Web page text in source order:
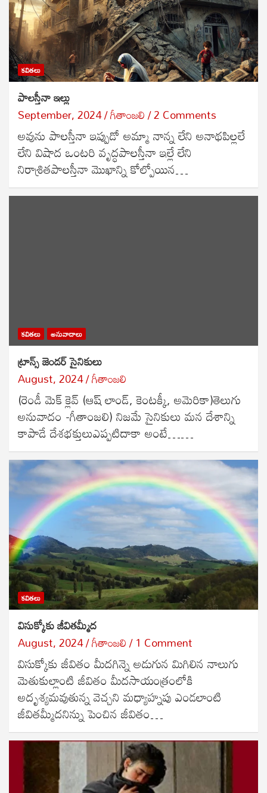
కవితలు
పాలస్తీనా ఇల్లు
September, 2024 గీతాంజలి 2 Comments
అవును పాలస్తీనా ఇప్పుడో అమ్మా నాన్న లేని అనాథపిల్లలే
లేని విషాద ఒంటరి వృద్ధపాలస్తీనా ఇల్లే లేని
నిరాశ్రితపాలస్తీనా మొఖాన్ని కోల్పోయిన…
కవితలు అనువాదాలు
ట్రాన్స్ జెండర్ సైనికులు
August, 2024 గీతాంజలి
(రెండీ మెక్ క్లెవ్ (ఆష్ లాండ్, కెంటక్కీ, అమెరికా)తెలుగు
అనువాదం -గీతాంజలి) నిజమే సైనికులు మన దేశాన్ని
కాపాడే దేశభక్తులుఎప్పటిదాకా అంటే……
కవితలు
విసుక్కోకు జీవితమ్మీద
August, 2024 గీతాంజలి 1 Comment
విసుక్కోకు జీవితం మీదగిన్నె అడుగున మిగిలిన నాలుగు
మెతుకుల్లాంటి జీవితం మీదసాయంత్రంలోకి
అదృశ్యమవుతున్న వెచ్చని మధ్యాహ్నపు ఎండలాంటి
జీవితమ్మీదనిన్ను పెంచిన జీవితం…